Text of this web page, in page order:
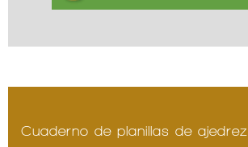
Cuaderno de planillas de ajedrez